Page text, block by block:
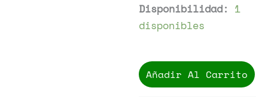
Disponibilidad: 1
disponibles
Threat
- Añadir Al Carrito